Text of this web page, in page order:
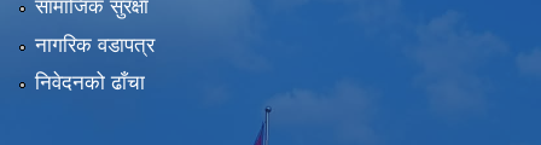
सामाजिक सुरक्षा
नागरिक वडापत्र
निवेदनको ढाँचा